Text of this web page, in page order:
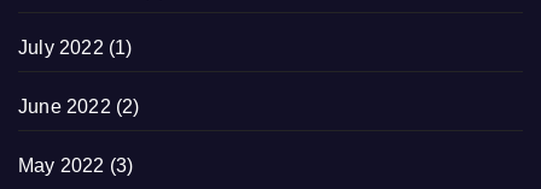
July 2022 (1)
June 2022 (2)
May 2022 (3)